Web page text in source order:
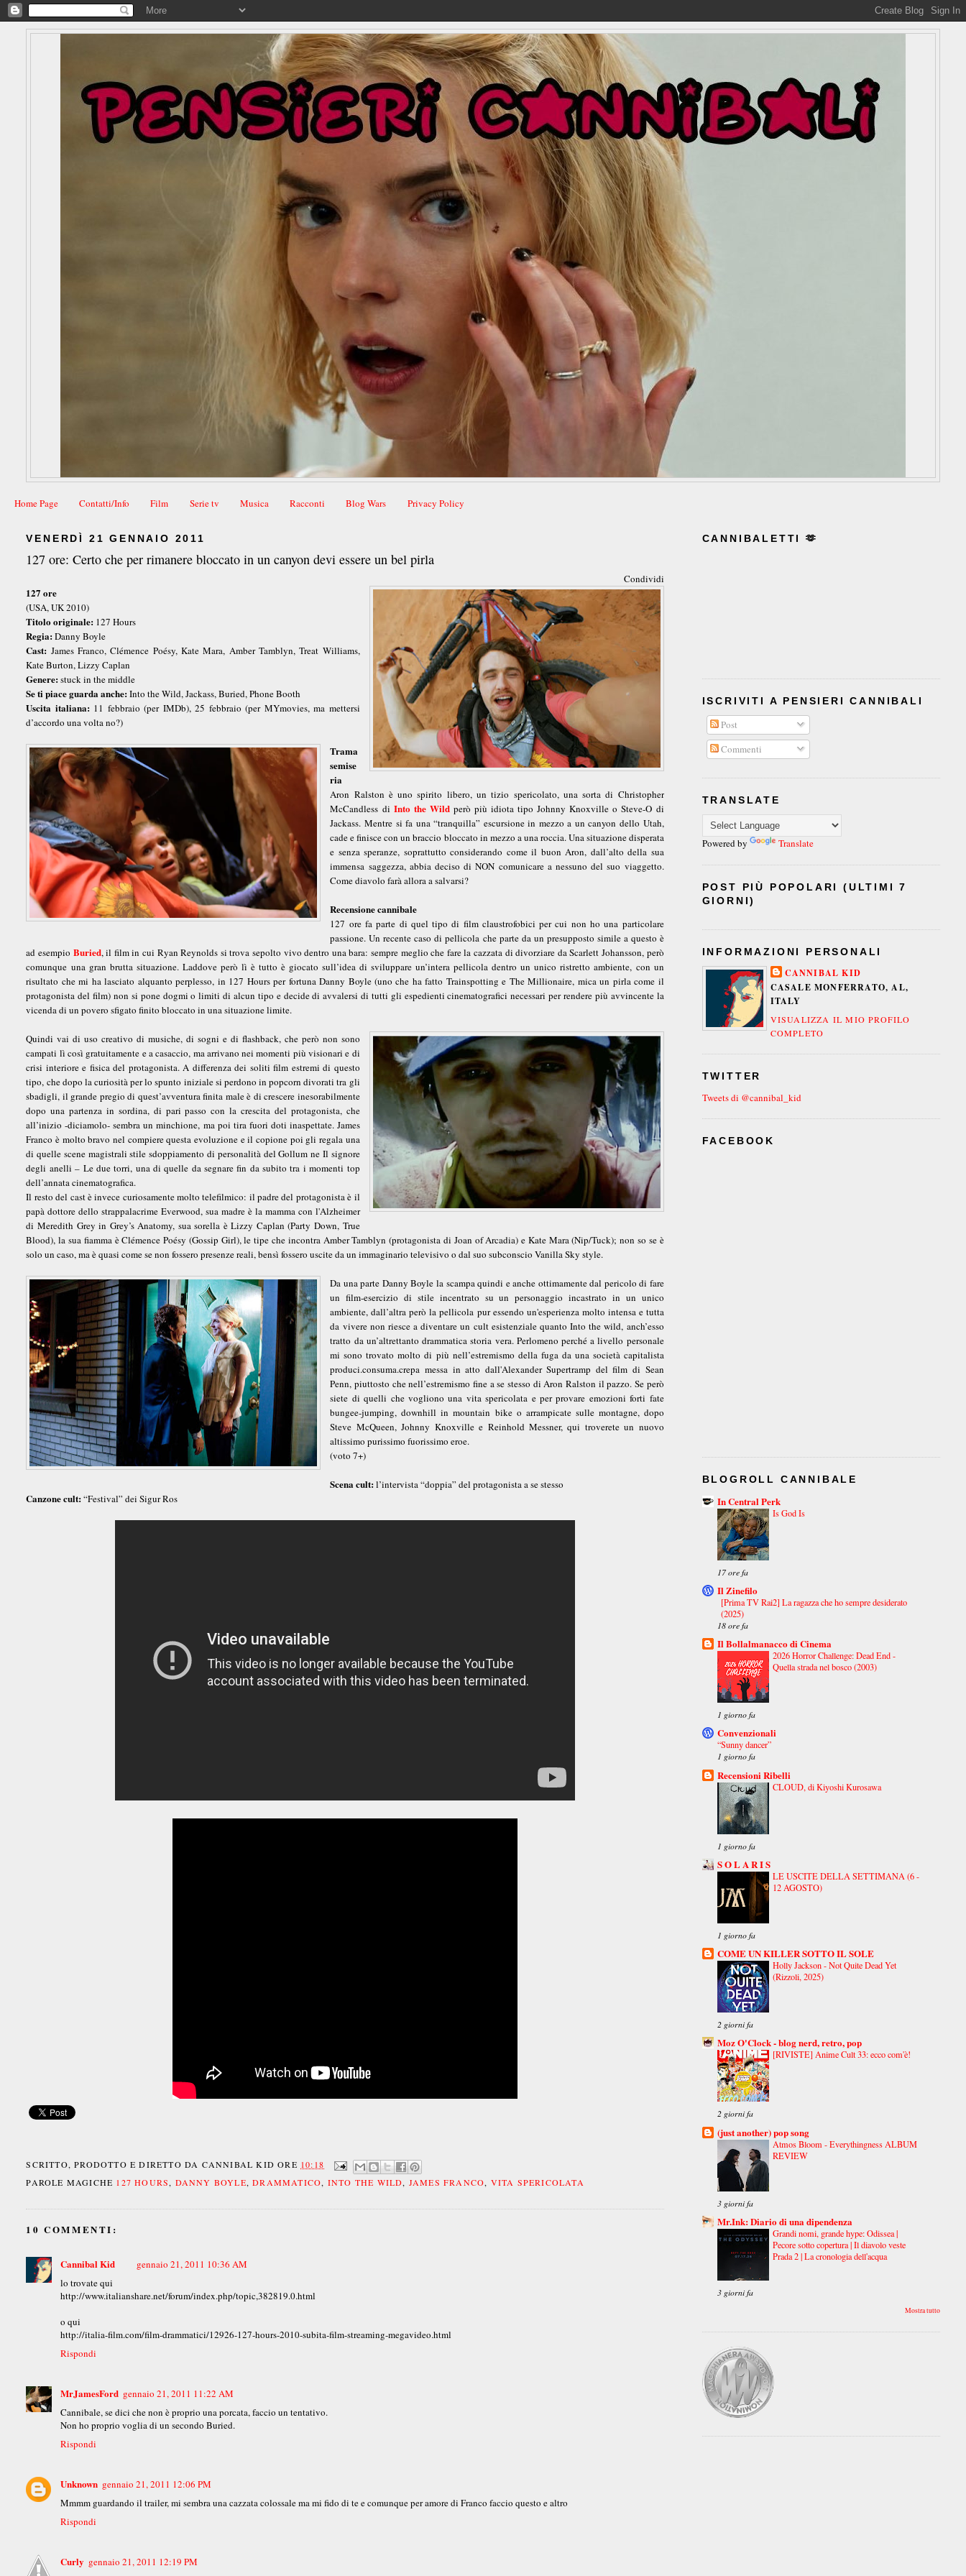
Home Page Contatti/Info Film Serie tv Musica Racconti Blog Wars Privacy Policy
VENERDÌ 21 GENNAIO 2011
127 ore: Certo che per rimanere bloccato in un canyon devi essere un bel pirla
Condividi
127 ore
(USA, UK 2010)
Titolo originale: 127 Hours
Regia:Danny Boyle
Cast: James Franco, Clémence Poésy, Kate Mara, Amber Tamblyn, Treat Williams,
Kate Burton, Lizzy Caplan
Genere:stuck in the middle
Se ti piace guarda anche:Into the Wild, Jackass, Buried, Phone Booth
Uscita italiana:11 febbraio (per IMDb), 25 febbraio (per MYmovies, ma mettersi
d’accordo una volta no?)
Trama
semise
ria
Aron Ralston è uno spirito libero, un tizio spericolato, una sorta di Christopher
McCandless di Into the Wildperò più idiota tipo Johnny Knoxville o Steve-O di
Jackass. Mentre si fa una “tranquilla” escursione in mezzo a un canyon dello Utah,
cade e finisce con un braccio bloccato in mezzo a una roccia. Una situazione disperata
e senza speranze, soprattutto considerando come il buon Aron, dall’alto della sua
immensa saggezza, abbia deciso di NON comunicare a nessuno del suo viaggetto.
Come diavolo farà allora a salvarsi?
Recensione cannibale
127 ore fa parte di quel tipo di film claustrofobici per cui non ho una particolare
passione. Un recente caso di pellicola che parte da un presupposto simile a questo è
ad esempio Buried, il film in cui Ryan Reynolds si trova sepolto vivo dentro una bara: sempre meglio che fare la cazzata di divorziare da Scarlett Johansson, però
comunque una gran brutta situazione. Laddove però lì è tutto è giocato sull’idea di sviluppare un’intera pellicola dentro un unico ristretto ambiente, con un
risultato che mi ha lasciato alquanto perplesso, in 127 Hours per fortuna Danny Boyle (uno che ha fatto Trainspotting e The Millionaire, mica un pirla come il
protagonista del film) non si pone dogmi o limiti di alcun tipo e decide di avvalersi di tutti gli espedienti cinematografici necessari per rendere più avvincente la
vicenda di un povero sfigato finito bloccato in una situazione limite.
Quindi vai di uso creativo di musiche, di sogni e di flashback, che però non sono
campati lì così gratuitamente e a casaccio, ma arrivano nei momenti più visionari e di
crisi interiore e fisica del protagonista. A differenza dei soliti film estremi di questo
tipo, che dopo la curiosità per lo spunto iniziale si perdono in popcorn divorati tra gli
sbadigli, il grande pregio di quest’avventura finita male è di crescere inesorabilmente
dopo una partenza in sordina, di pari passo con la crescita del protagonista, che
all’inizio -diciamolo- sembra un minchione, ma poi tira fuori doti inaspettate. James
Franco è molto bravo nel compiere questa evoluzione e il copione poi gli regala una
di quelle scene magistrali stile sdoppiamento di personalità del Gollum ne Il signore
degli anelli – Le due torri, una di quelle da segnare fin da subito tra i momenti top
dell’annata cinematografica.
Il resto del cast è invece curiosamente molto telefilmico: il padre del protagonista è il
papà dottore dello strappalacrime Everwood, sua madre è la mamma con l'Alzheimer
di Meredith Grey in Grey’s Anatomy, sua sorella è Lizzy Caplan (Party Down, True
Blood), la sua fiamma è Clémence Poésy (Gossip Girl), le tipe che incontra Amber Tamblyn (protagonista di Joan of Arcadia) e Kate Mara (Nip/Tuck); non so se è
solo un caso, ma è quasi come se non fossero presenze reali, bensì fossero uscite da un immaginario televisivo o dal suo subconscio Vanilla Sky style.
Da una parte Danny Boyle la scampa quindi e anche ottimamente dal pericolo di fare
un film-esercizio di stile incentrato su un personaggio incastrato in un unico
ambiente, dall’altra però la pellicola pur essendo un'esperienza molto intensa e tutta
da vivere non riesce a diventare un cult esistenziale quanto Into the wild, anch’esso
tratto da un’altrettanto drammatica storia vera. Perlomeno perché a livello personale
mi sono trovato molto di più nell’estremismo della fuga da una società capitalista
produci.consuma.crepa messa in atto dall'Alexander Supertramp del film di Sean
Penn, piuttosto che nell’estremismo fine a se stesso di Aron Ralston il pazzo. Se però
siete di quelli che vogliono una vita spericolata e per provare emozioni forti fate
bungee-jumping, downhill in mountain bike o arrampicate sulle montagne, dopo
Steve McQueen, Johnny Knoxville e Reinhold Messner, qui troverete un nuovo
altissimo purissimo fuorissimo eroe.
(voto 7+)
Scena cult:l’intervista “doppia” del protagonista a se stesso
Canzone cult:“Festival” dei Sigur Ros
SCRITTO, PRODOTTO E DIRETTO DA CANNIBAL KID ORE 10:18
PAROLE MAGICHE 127 HOURS, DANNY BOYLE,DRAMMATICO, INTO THE WILD, JAMES FRANCO, VITA SPERICOLATA
10 COMMENTI:
Cannibal Kid
gennaio 21, 2011 10:36 AM
lo trovate qui
http://www.italianshare.net/forum/index.php/topic,382819.0.html
o qui
http://italia-film.com/film-drammatici/12926-127-hours-2010-subita-film-streaming-megavideo.html
Rispondi
MrJamesFord gennaio 21, 2011 11:22 AM
Cannibale, se dici che non è proprio una porcata, faccio un tentativo.
Non ho proprio voglia di un secondo Buried.
Rispondi
Unknown gennaio 21, 2011 12:06 PM
Mmmm guardando il trailer, mi sembra una cazzata colossale ma mi fido di te e comunque per amore di Franco faccio questo e altro
Rispondi
Curly gennaio 21, 2011 12:19 PM
CANNIBALETTI 🫶
ISCRIVITI A PENSIERI CANNIBALI
Post
Commenti
TRANSLATE
Powered by Translate
POST PIÙ POPOLARI (ULTIMI 7
GIORNI)
INFORMAZIONI PERSONALI
CANNIBAL KID
CASALE MONFERRATO, AL,
ITALY
VISUALIZZA IL MIO PROFILO
COMPLETO
TWITTER
Tweets di @cannibal_kid
FACEBOOK
BLOGROLL CANNIBALE
In Central Perk
Is God Is
17 ore fa
Il Zinefilo
[Prima TV Rai2] La ragazza che ho sempre desiderato
(2025)
18 ore fa
Il Bollalmanacco di Cinema
2026 Horror Challenge: Dead End -
Quella strada nel bosco (2003)
1 giorno fa
Convenzionali
“Sunny dancer”
1 giorno fa
Recensioni Ribelli
CLOUD, di Kiyoshi Kurosawa
1 giorno fa
S O L A R I S
LE USCITE DELLA SETTIMANA (6 -
12 AGOSTO)
1 giorno fa
COME UN KILLER SOTTO IL SOLE
Holly Jackson - Not Quite Dead Yet
(Rizzoli, 2025)
2 giorni fa
Moz O'Clock - blog nerd, retro, pop
[RIVISTE] Anime Cult 33: ecco com'è!
2 giorni fa
(just another) pop song
Atmos Bloom - Everythingness ALBUM
REVIEW
3 giorni fa
Mr.Ink: Diario di una dipendenza
Grandi nomi, grande hype: Odissea |
Pecore sotto copertura | Il diavolo veste
Prada 2 | La cronologia dell'acqua
3 giorni fa
Mostra tutto